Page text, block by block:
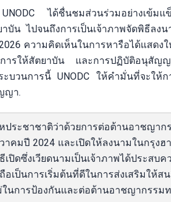
ได้ชื่นชมส่วนร่วมอย่างเข้มแ
บัน ไปจนถึงการเป็นเจ้าภาพจัดพิธีล
ความคิดเห็นในการหารือได้แสดง
รให้สัตยาบัน และการปฏิบัติอนุสัญญ
ะบวนการนี้ UNODC ให้คำมั่นที่จะใ
ญา.
ระชาชาติว่าด้วยการต่อต้านอาชญา
าคมปี 2024 และเปิดให้ลงนามในกรุง
ปิดซึ่งเวียดนามเป็นเจ้าภาพได้ประส
อเป็นการเริ่มต้นที่ดีในการส่งเสริมให้
ในการป้องกันและต่อต้านอาชญากรรมท